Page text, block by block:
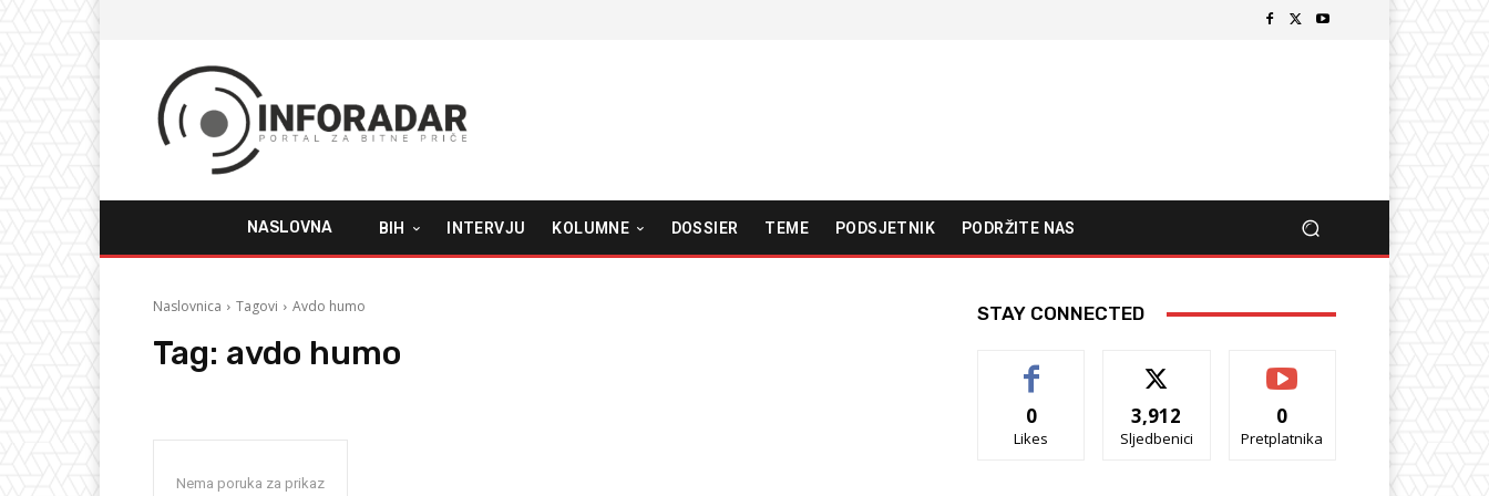
NASLOVNA BIH INTERVJU KOLUMNE DOSSIER TEME PODSJETNIK PODRŽITE NAS
Naslovnica Tagovi Avdo humo
Tag: avdo humo
Nema poruka za prikaz
STAY CONNECTED
0
Likes
3,912
Sljedbenici
0
Pretplatnika